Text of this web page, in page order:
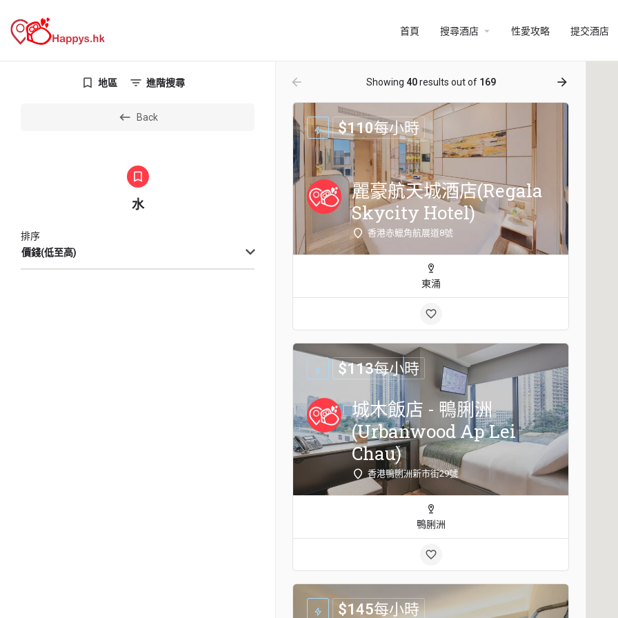
首頁 搜尋酒店 arrow_drop_down 性愛攻略 提交酒店
地區 進階搜尋
Back
水
價錢(低至高)
排序
arrow_backward Showing 40results out of 169 arrow_forward
麗豪航天城酒店(Regala
Skycity Hotel)
香港赤鱲角航展道8號
$110每小時
東涌
城木飯店 - 鴨脷洲
(Urbanwood Ap Lei
Chau)
香港鴨脷洲新市街29號
$113每小時
鴨脷洲
$145每小時